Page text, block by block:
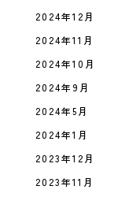
2024年12月
2024年11月
2024年10月
2024年9月
2024年5月
2024年1月
2023年12月
2023年11月